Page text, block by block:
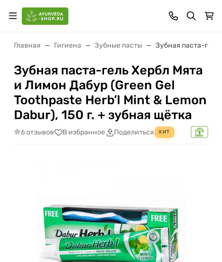
Главная Гигиена Зубные пасты Зубная паста-гель
Зубная паста-гель Хербл Мята
и Лимон Дабур (Green Gel
Toothpaste Herb’l Mint & Lemon
Dabur), 150 г. + зубная щётка
6 отзывов В избранное Поделиться ХИТ